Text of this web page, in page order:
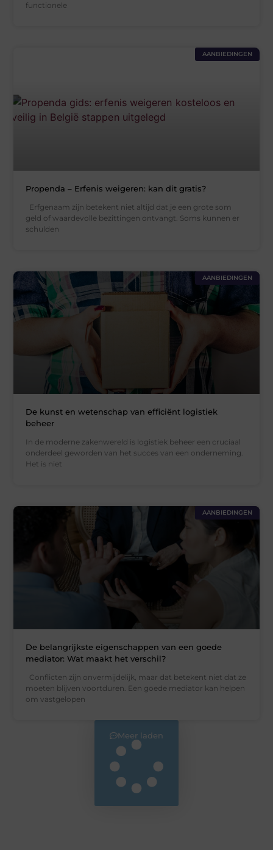
functionele
AANBIEDINGEN
Propenda – Erfenis weigeren: kan dit gratis?
Erfgenaam zijn betekent niet altijd dat je een grote som
geld of waardevolle bezittingen ontvangt. Soms kunnen er
schulden
AANBIEDINGEN
De kunst en wetenschap van efficiënt logistiek
beheer
In de moderne zakenwereld is logistiek beheer een cruciaal
onderdeel geworden van het succes van een onderneming.
Het is niet
AANBIEDINGEN
De belangrijkste eigenschappen van een goede
mediator: Wat maakt het verschil?
Conflicten zijn onvermijdelijk, maar dat betekent niet dat ze
moeten blijven voortduren. Een goede mediator kan helpen
om vastgelopen
Meer laden